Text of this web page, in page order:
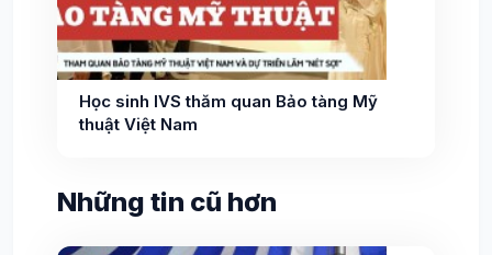
Học sinh IVS thăm quan Bảo tàng Mỹ
thuật Việt Nam
Những tin cũ hơn